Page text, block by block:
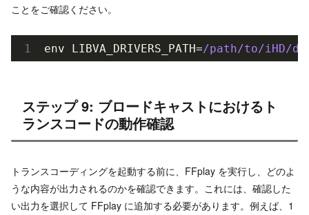
ことをご確認ください。
env LIBVA_DRIVERS_PATH=/path/to/iHD/
ステップ 9: ブロードキャストにおけるト
ランスコードの動作確認
トランスコーディングを起動する前に、FFplay を実行し、どのよ
うな内容が出力されるのかを確認できます。これには、確認した
い出力を選択して FFplay に追加する必要があります。例えば、1